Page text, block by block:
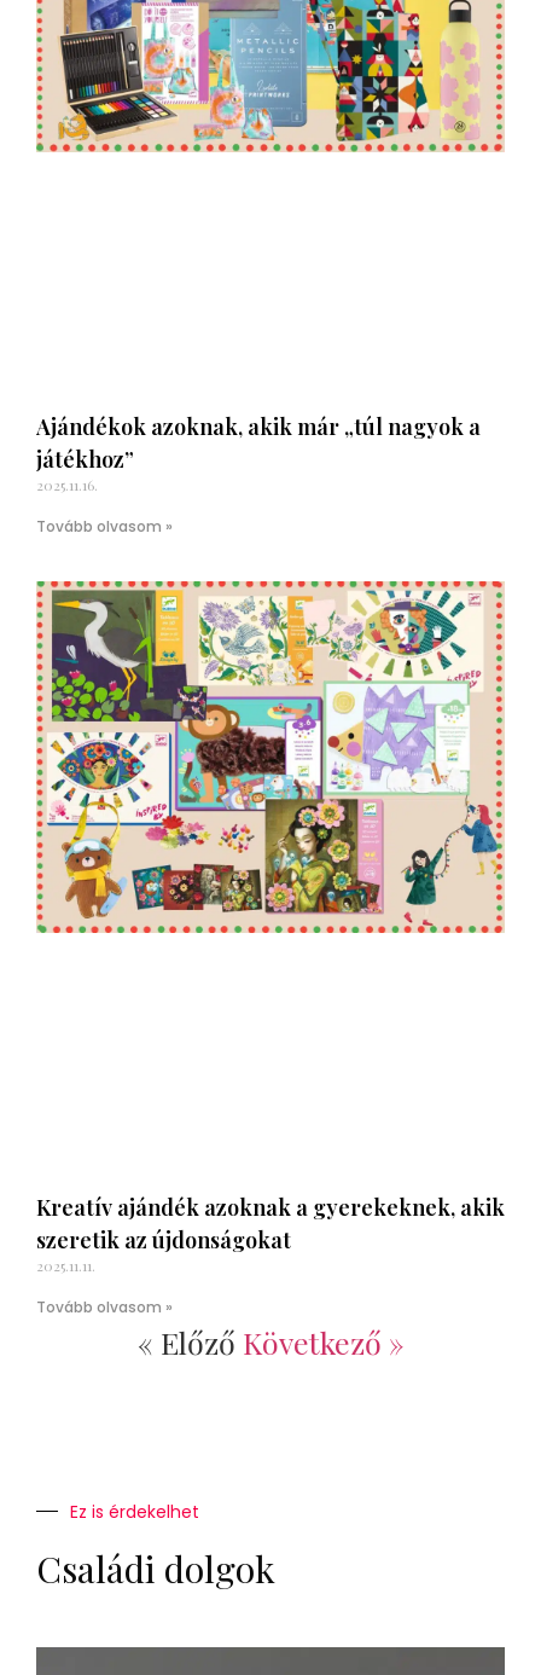
Ajándékok azoknak, akik már „túl nagyok a
játékhoz”
2025.11.16.
Tovább olvasom »
Kreatív ajándék azoknak a gyerekeknek, akik
szeretik az újdonságokat
2025.11.11.
Tovább olvasom »
« Előző Következő »
Ez is érdekelhet
Családi dolgok